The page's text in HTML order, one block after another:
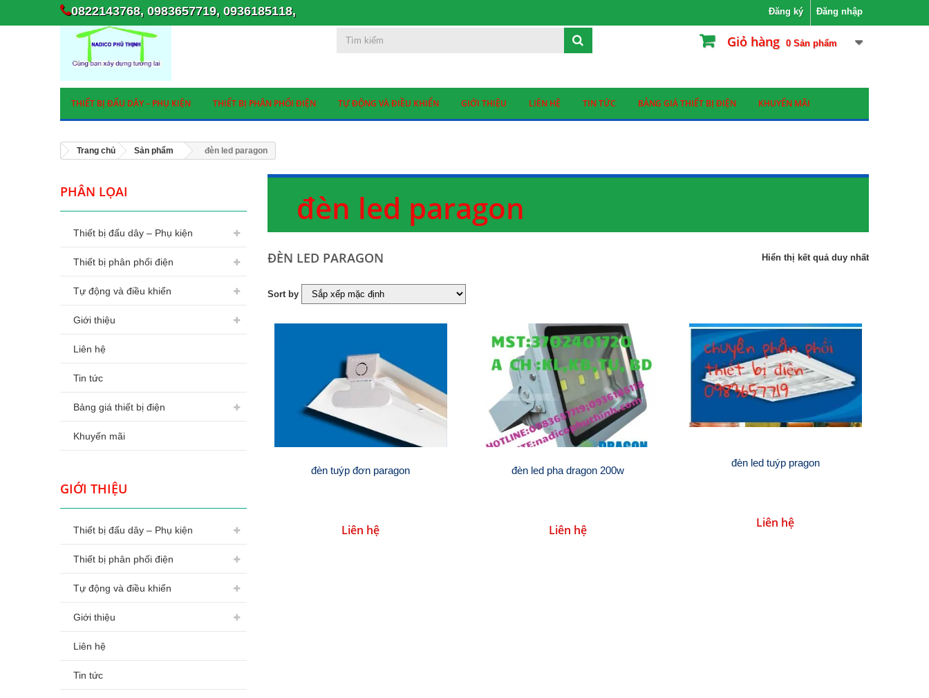
0822143768, 0983657719, 0936185118, Đăng nhập
Đăng ký
Giỏ hàng 0 Sản phẩm
THIẾT BỊ ĐẤU DÂY – PHỤ KIỆN THIẾT BỊ PHÂN PHỐI ĐIỆN TỰ ĐỘNG VÀ ĐIỀU KHIỂN GIỚI THIỆU LIÊN HỆ TIN TỨC BẢNG GIÁ THIẾT BỊ ĐIỆN KHUYẾN MÃI
Trang chủ Sản phẩm đèn led paragon
PHÂN LỌAI
Thiết bị đấu dây – Phụ kiện
Thiết bị phân phối điện
Tự động và điều khiển
Giới thiệu
Liên hệ
Tin tức
Bảng giá thiết bị điện
Khuyến mãi
GIỚI THIỆU
Thiết bị đấu dây – Phụ kiện
Thiết bị phân phối điện
Tự động và điều khiển
Giới thiệu
Liên hệ
Tin tức
đèn led paragon
ĐÈN LED PARAGON Hiển thị kết quả duy nhất
Sort by
đèn tuýp đơn paragon
Liên hệ
đèn led pha dragon 200w
Liên hệ
đèn led tuýp pragon
Liên hệ